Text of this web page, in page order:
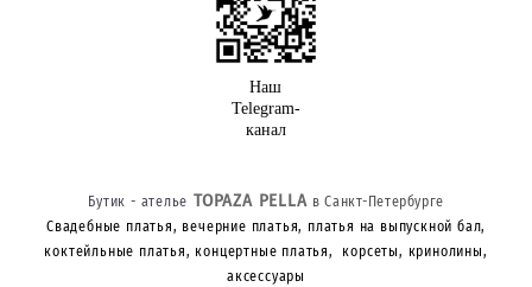
Наш
Telegram-
канал
Бутик - ателье TOPAZA PELLA в Санкт-Петербурге
Свадебные платья, вечерние платья, платья на выпускной бал,
коктейльные платья, концертные платья, корсеты, кринолины,
аксессуары